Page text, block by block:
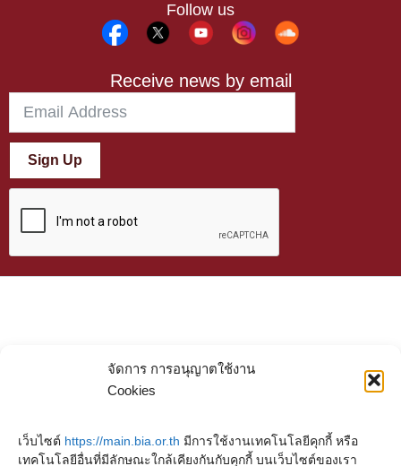
จัดการ การอนุญาตใช้งาน
Cookies
เว็บไซต์ https://main.bia.or.th มีการใช้งานเทคโนโลยีคุกกี้ หรือ
เทคโนโลยีอื่นที่มีลักษณะใกล้เคียงกันกับคุกกี้ บนเว็บไซต์ของเรา
Follow us
Receive news by email
Sign Up